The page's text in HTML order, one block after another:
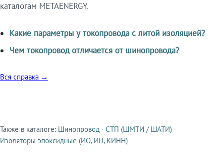
каталогам METAENERGY.
Какие параметры у токопровода с литой изоляцией?
Чем токопровод отличается от шинопровода?
Вся справка →
Смежные продукты
Также в каталоге: Шинопровод · СТП (ШМТИ / ШАТИ) ·
Изоляторы эпоксидные (ИО, ИП, КИНН)